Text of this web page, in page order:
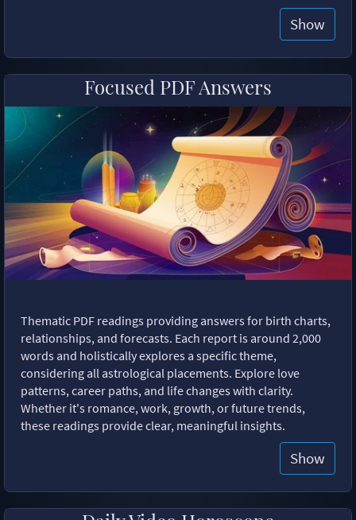
Show
Focused PDF Answers
Thematic PDF readings providing answers for birth charts,
relationships, and forecasts. Each report is around 2,000
words and holistically explores a specific theme,
considering all astrological placements. Explore love
patterns, career paths, and life changes with clarity.
Whether it's romance, work, growth, or future trends,
these readings provide clear, meaningful insights.
Show